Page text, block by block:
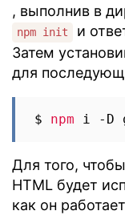
, выполнив в
npm init
и
Затем
для
$ npm
Для того,
HTML будет
как он